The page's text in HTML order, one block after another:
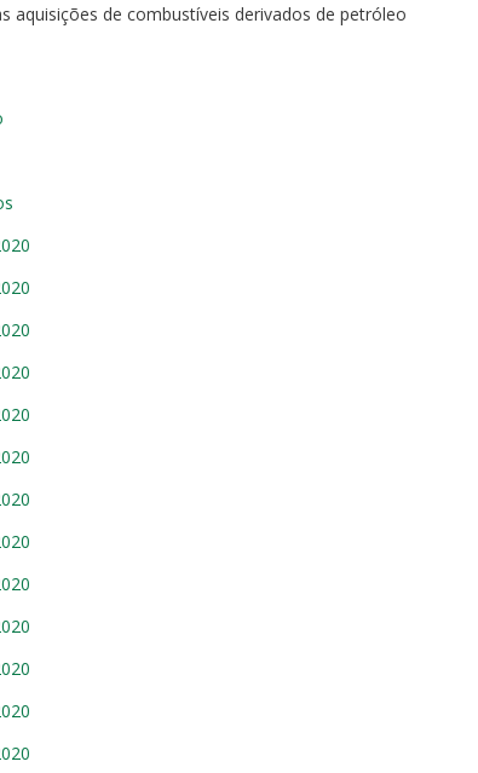
aquisições de combustíveis derivados de petróleo